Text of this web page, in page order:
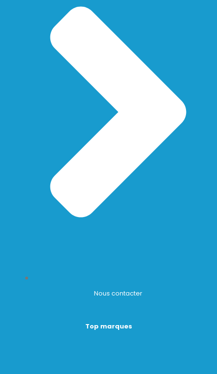
Nous contacter
Top marques